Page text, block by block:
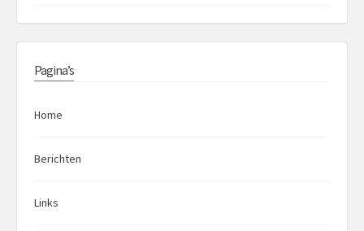
Pagina’s
Home
Berichten
Links